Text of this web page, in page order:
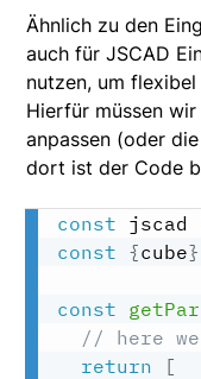
Ähnlich zu den
auch für JSCAD
nutzen, um
Hierfür müssen
anpassen (oder
dort ist der Code
const jscad
const {cube}
const
// here
return
[